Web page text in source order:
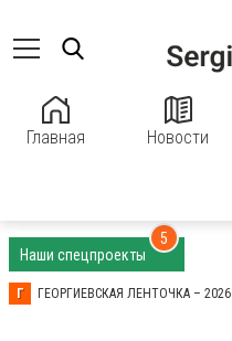
Главная Новости
Наши спецпроекты
5
Г ГЕОРГИЕВСКАЯ ЛЕНТОЧКА – 2026